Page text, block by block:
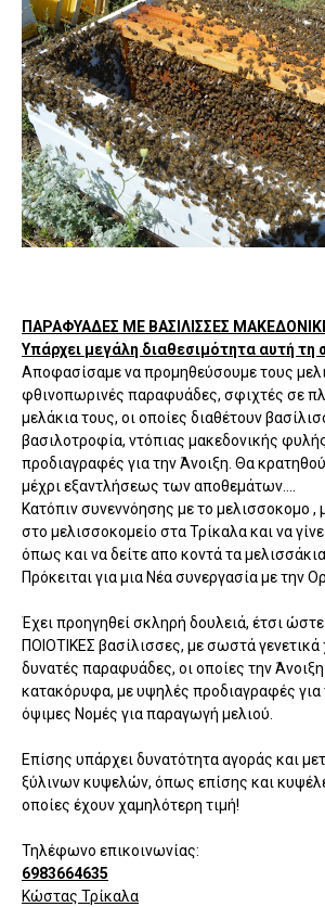
ΠΑΡΑΦΥΑΔΕΣ ΜΕ ΒΑΣΙΛΙΣΣΕΣ
Υπάρχει μεγάλη διαθεσιμότητα αυτή τη
Αποφασίσαμε να προμηθεύσουμε τους
φθινοπωρινές παραφυάδες, σφιχτές σε
μελάκια τους, οι οποίες διαθέτουν
βασιλοτροφία, ντόπιας μακεδονικής
προδιαγραφές για την Άνοιξη. Θα
μέχρι εξαντλήσεως των αποθεμάτων....
Κατόπιν συνεννόησης με το μελισσοκομο ,
στο μελισσοκομείο στα Τρίκαλα και να
όπως και να δείτε απο κοντά τα
Πρόκειται για μια Νέα συνεργασία με την
Έχει προηγηθεί σκληρή δουλειά, έτσι
ΠΟΙΟΤΙΚΕΣ βασίλισσες, με σωστά γενετικά
δυνατές παραφυάδες, οι οποίες την
κατακόρυφα, με υψηλές προδιαγραφές για
όψιμες Νομές για παραγωγή μελιού.
Επίσης υπάρχει δυνατότητα αγοράς και
ξύλινων κυψελών, όπως επίσης και
οποίες έχουν χαμηλότερη τιμή!
Τηλέφωνο επικοινωνίας:
6983664635
Κώστας Τρίκαλα